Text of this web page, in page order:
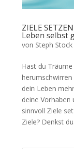
ZIELE
Leben selbst
von Steph Stock
Hast du
herumschwirren
dein Leben
deine Vorhaben
sinnvoll Ziele
Ziele? Denkst